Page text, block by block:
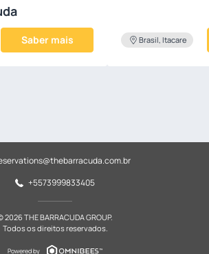
Saber mais Brasil, Itacare
+5573999833405
2026 THE BARRACUDA GROUP.
Todos os direitos reservados.
Powered by